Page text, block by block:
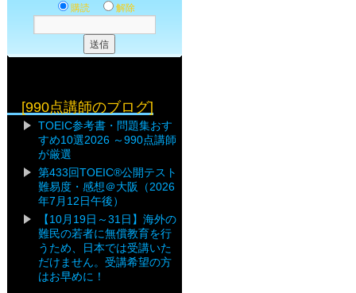
購読 解除
[990点講師のブログ]
TOEIC参考書・問題集おす
すめ10選2026 ～990点講師
が厳選
第433回TOEIC®公開テスト
難易度・感想＠大阪（2026
年7月12日午後）
【10月19日～31日】海外の
難民の若者に無償教育を行
うため、日本では受講いた
だけません。受講希望の方
はお早めに！